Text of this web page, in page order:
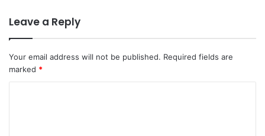
Leave a Reply
Your email address will not be published. Required fields are
marked *